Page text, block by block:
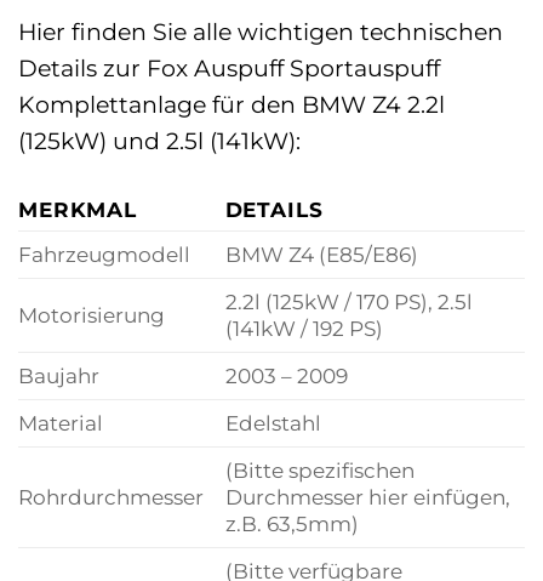
Hier finden Sie alle wichtigen technischen
Details zur Fox Auspuff Sportauspuff
Komplettanlage für den BMW Z4 2.2l
(125kW) und 2.5l (141kW):
MERKMAL
DETAILS
Fahrzeugmodell
BMW Z4 (E85/E86)
Motorisierung
2.2l (125kW / 170 PS), 2.5l
(141kW / 192 PS)
Baujahr
2003 – 2009
Material
Edelstahl
Rohrdurchmesser
(Bitte spezifischen
Durchmesser hier einfügen,
z.B. 63,5mm)
(Bitte verfügbare